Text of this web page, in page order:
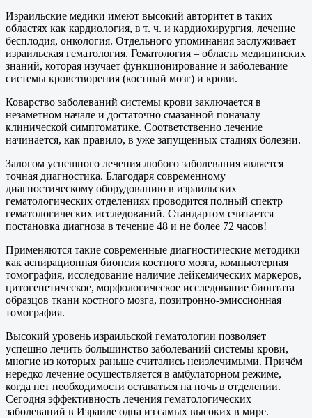
Израильские медики имеют высокий авторитет в таких
областях как кардиология, в т. ч. и кардиохирургия, лечение
бесплодия, онкология. Отдельного упоминания заслуживает
израильская гематология. Гематология – область медицинских
знаний, которая изучает функционирование и заболевание
системы кроветворения (костный мозг) и крови.
Коварство заболеваний системы крови заключается в
незаметном начале и достаточно смазанной поначалу
клинической симптоматике. Соответственно лечение
начинается, как правило, в уже запущенных стадиях болезни.
Залогом успешного лечения любого заболевания является
точная диагностика. Благодаря современному
диагностическому оборудованию в израильских
гематологических отделениях проводится полный спектр
гематологических исследований. Стандартом считается
постановка диагноза в течение 48 и не более 72 часов!
Применяются такие современные диагностические методики
как аспирационная биопсия костного мозга, компьютерная
томография, исследование наличие лейкемических маркеров,
цитогенетическое, морфологическое исследование биоптата
образцов ткани костного мозга, позитронно-эмиссионная
томография.
Высокий уровень израильской гематологии позволяет
успешно лечить большинство заболеваний системы крови,
многие из которых раньше считались неизлечимыми. Причём
нередко лечение осуществляется в амбулаторном режиме,
когда нет необходимости оставаться на ночь в отделении.
Сегодня эффективность лечения гематологических
заболеваний в Израиле одна из самых высоких в мире.